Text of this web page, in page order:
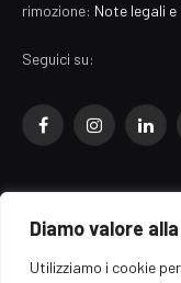
Diamo valore
Utilizziamo i cookie
rimozione: Note legali
Seguici su:
FacebookInstagram
© 2026